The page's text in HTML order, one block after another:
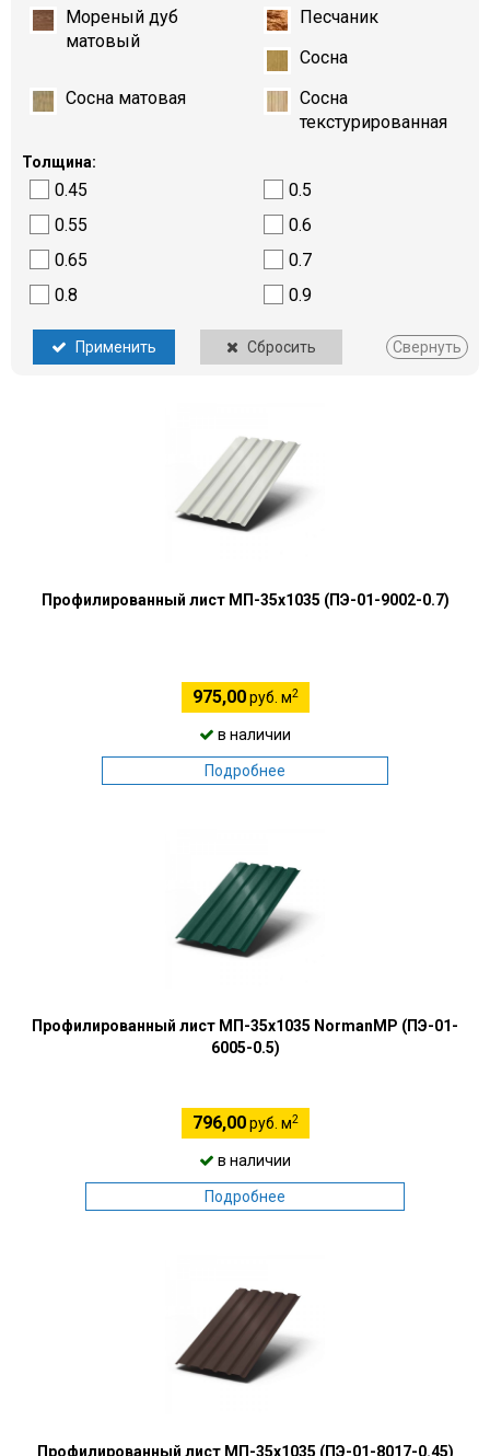
Мореный дуб
матовый
Песчаник
Сосна
Сосна матовая
Сосна
текстурированная
Толщина:
0.45
0.5
0.55
0.6
0.65
0.7
0.8
0.9
Применить Сбросить Свернуть
Профилированный лист МП-35х1035 (ПЭ-01-9002-0.7)
975,00руб. м2
в наличии
Подробнее
Профилированный лист МП-35х1035 NormanMP (ПЭ-01-
6005-0.5)
796,00руб. м2
в наличии
Подробнее
Профилированный лист МП-35х1035 (ПЭ-01-8017-0.45)